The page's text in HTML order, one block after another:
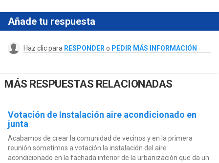
Añade tu respuesta
Haz clic para RESPONDER o PEDIR MÁS INFORMACIÓN
MÁS RESPUESTAS RELACIONADAS
Votación de Instalación aire acondicionado en
junta
Acabamos de crear la comunidad de vecinos y en la primera
reunión sometimos a votación la instalación del aire
acondicionado en la fachada interior de la urbanización que da un